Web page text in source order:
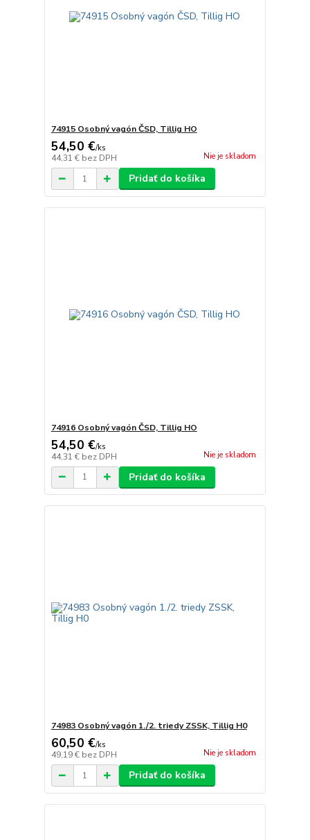
74915 Osobný vagón ČSD, Tillig HO
54,50 €/ks
44,31 € bez DPH Nie je skladom
Pridať do košíka
74916 Osobný vagón ČSD, Tillig HO
54,50 €/ks
44,31 € bez DPH Nie je skladom
Pridať do košíka
74983 Osobný vagón 1./2. triedy ZSSK, Tillig H0
60,50 €/ks
49,19 € bez DPH Nie je skladom
Pridať do košíka